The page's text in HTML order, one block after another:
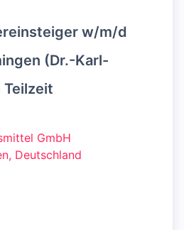
w/m/d
(Dr.-Karl-
Teilzeit
GmbH
Deutschland